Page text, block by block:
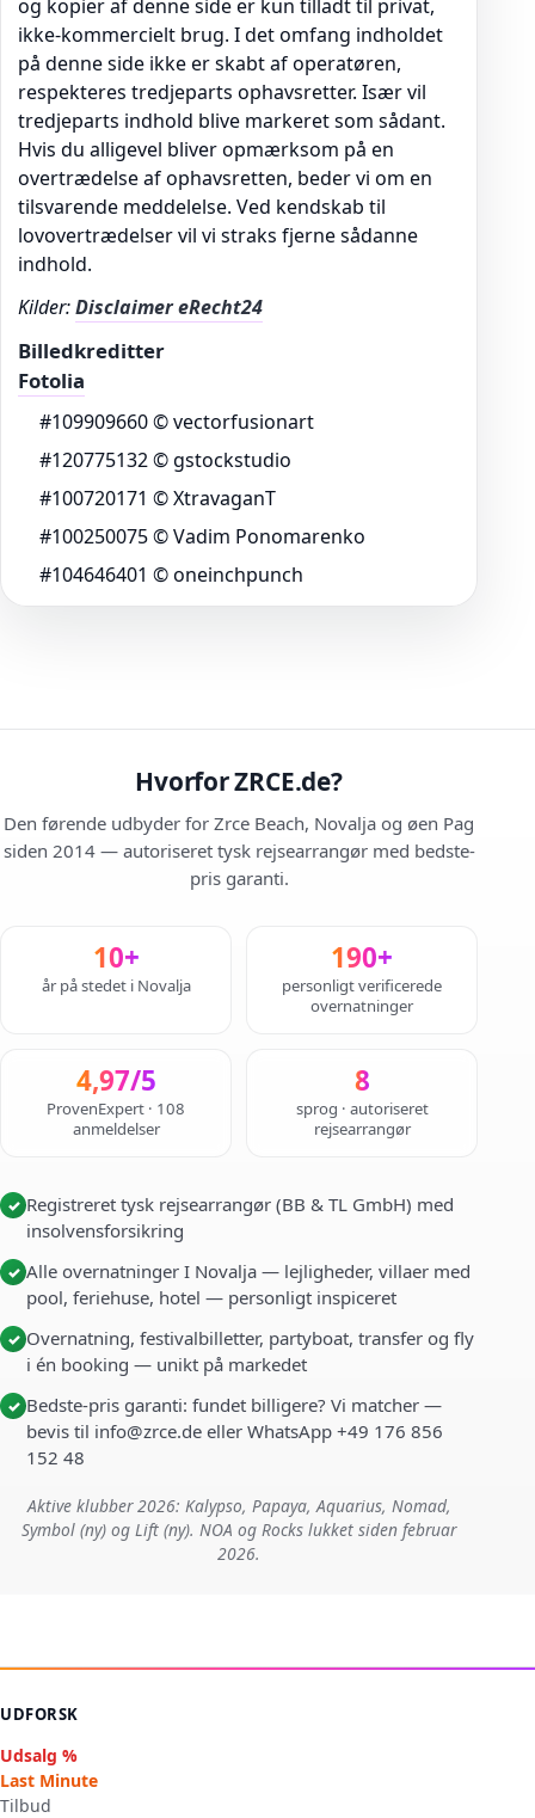
og kopier af denne side er kun tilladt til privat,
ikke-kommercielt brug. I det omfang indholdet
på denne side ikke er skabt af operatøren,
respekteres tredjeparts ophavsretter. Især vil
tredjeparts indhold blive markeret som sådant.
Hvis du alligevel bliver opmærksom på en
overtrædelse af ophavsretten, beder vi om en
tilsvarende meddelelse. Ved kendskab til
lovovertrædelser vil vi straks fjerne sådanne
indhold.
Kilder:Disclaimer eRecht24
Billedkreditter
Fotolia
#109909660 © vectorfusionart
#120775132 © gstockstudio
#100720171 © XtravaganT
#100250075 © Vadim Ponomarenko
#104646401 © oneinchpunch
Hvorfor ZRCE.de?
Den førende udbyder for Zrce Beach, Novalja og øen Pag
siden 2014 — autoriseret tysk rejsearrangør med bedste-
pris garanti.
10+
år på stedet i Novalja
190+
personligt verificerede
overnatninger
4,97/5
ProvenExpert · 108
anmeldelser
8
sprog · autoriseret
rejsearrangør
✓ Registreret tysk rejsearrangør (BB & TL GmbH) med
insolvensforsikring
✓ Alle overnatninger I Novalja — lejligheder, villaer med
pool, feriehuse, hotel — personligt inspiceret
✓ Overnatning, festivalbilletter, partyboat, transfer og fly
i én booking — unikt på markedet
✓ Bedste-pris garanti: fundet billigere? Vi matcher —
bevis til info@zrce.de eller WhatsApp +49 176 856
152 48
Aktive klubber 2026: Kalypso, Papaya, Aquarius, Nomad,
Symbol (ny) og Lift (ny). NOA og Rocks lukket siden februar
2026.
UDFORSK
Udsalg %
Last Minute
Tilbud